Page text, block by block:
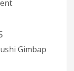
Gimbap